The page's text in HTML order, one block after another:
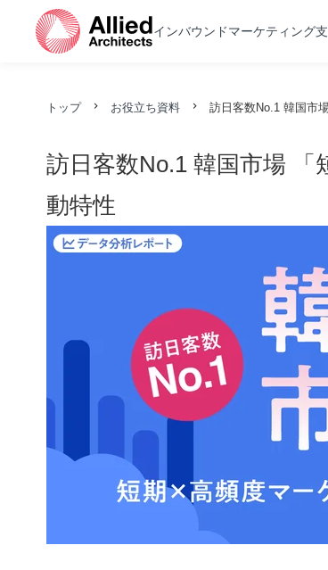
インバウンドマーケティング
トップ お役立ち資料 訪日客数No.1 韓国市
訪日客数No.1 韓国市場
動特性